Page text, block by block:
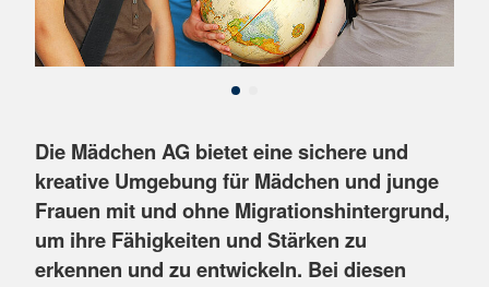
Die Mädchen AG bietet eine sichere und
kreative Umgebung für Mädchen und junge
Frauen mit und ohne Migrationshintergrund,
um ihre Fähigkeiten und Stärken zu
erkennen und zu entwickeln. Bei diesen